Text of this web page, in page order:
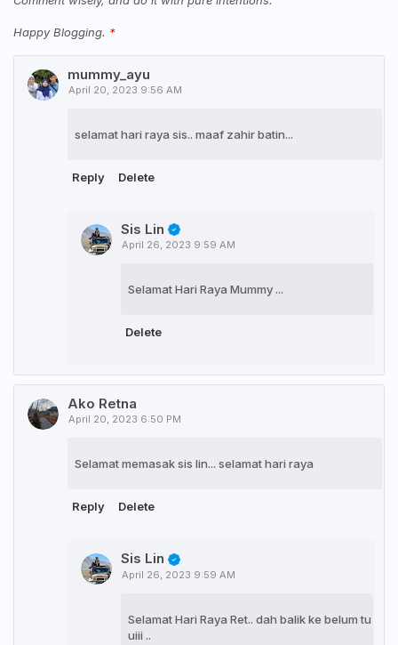
Happy Blogging.
mummy_ayu
April 20, 2023 9:56 AM
selamat hari raya sis.. maaf zahir batin...
Reply Delete
Sis Lin
April 26, 2023 9:59 AM
Selamat Hari Raya Mummy ...
Delete
Ako Retna
April 20, 2023 6:50 PM
Selamat memasak sis lin... selamat hari raya
Reply Delete
Sis Lin
April 26, 2023 9:59 AM
Selamat Hari Raya Ret.. dah balik ke belum tu
uiii ..